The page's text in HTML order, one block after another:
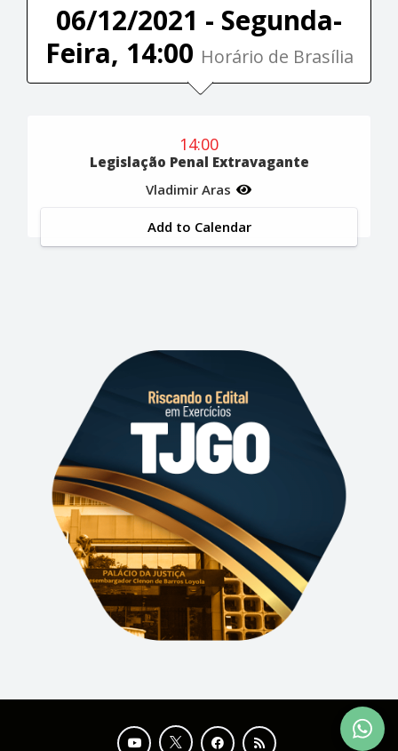
06/12/2021 - Segunda-
Feira, 14:00 Horário de Brasília
14:00
Legislação Penal Extravagante
Vladimir Aras
Add to Calendar